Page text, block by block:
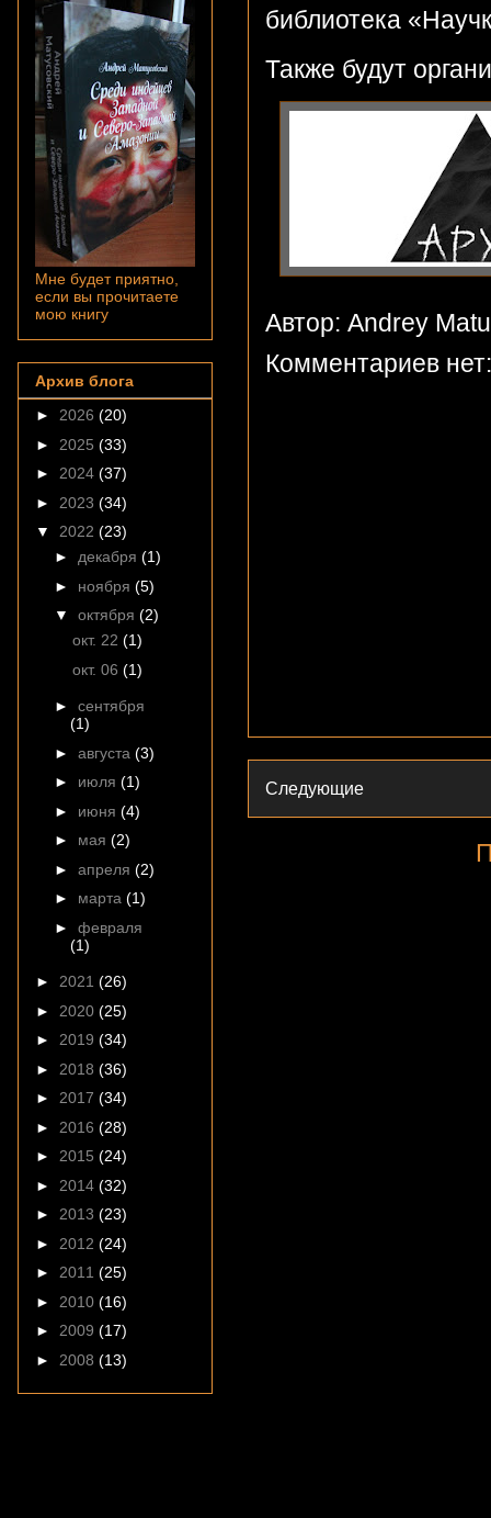
библиотека
Также будут
Автор: Andrey
Комментариев
Следующие
Мне будет приятно,
если вы прочитаете
мою книгу
Архив блога
► 2026 (20)
► 2025 (33)
► 2024 (37)
► 2023 (34)
▼ 2022 (23)
► декабря (1)
► ноября (5)
▼ октября (2)
окт. 22 (1)
окт. 06 (1)
► сентября
(1)
► августа (3)
► июля (1)
► июня (4)
► мая (2)
► апреля (2)
► марта (1)
► февраля
(1)
► 2021 (26)
► 2020 (25)
► 2019 (34)
► 2018 (36)
► 2017 (34)
► 2016 (28)
► 2015 (24)
► 2014 (32)
► 2013 (23)
► 2012 (24)
► 2011 (25)
► 2010 (16)
► 2009 (17)
► 2008 (13)